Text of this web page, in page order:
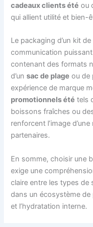
cadeaux clients été ou
qui allient utilité et bien-
Le packaging d’un kit
communication
contenant des formats
d’unsac de plage ou de
expérience de marque
promotionnels été tels
boissons fraîches ou
renforcent l’image
partenaires.
En somme, choisir une
exige une
claire entre les types
dans un écosystème
et l’hydratation interne.